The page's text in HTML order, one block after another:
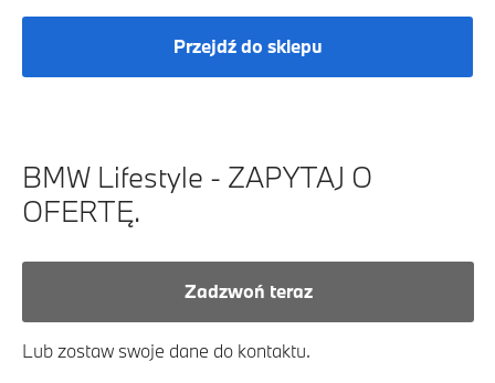
Przejdź do sklepu
BMW Lifestyle - ZAPYTAJ O
OFERTĘ.
Zadzwoń teraz
Lub zostaw swoje dane do kontaktu.